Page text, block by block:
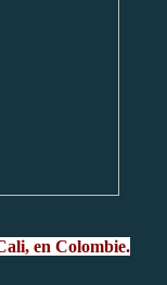
en Colombie.